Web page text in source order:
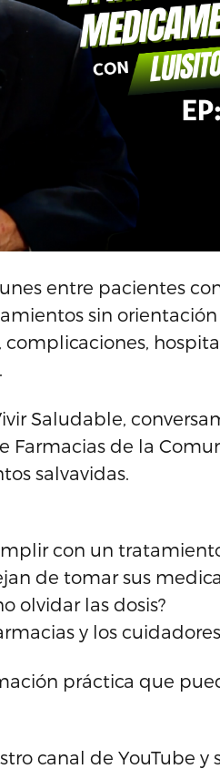
entre pacientes
sin
complicaciones,
Saludable,
Farmacias de la
salvavidas.
con un
de tomar sus
olvidar las dosis?
y los
práctica que
canal de YouTube